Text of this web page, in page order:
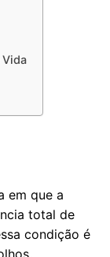
em que a
total de
condição é